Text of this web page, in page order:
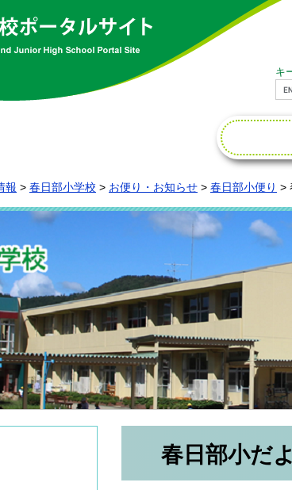
キ
報 > 春日部小学校 > お便り・お知らせ > 春日部小便り >
春日部小だ